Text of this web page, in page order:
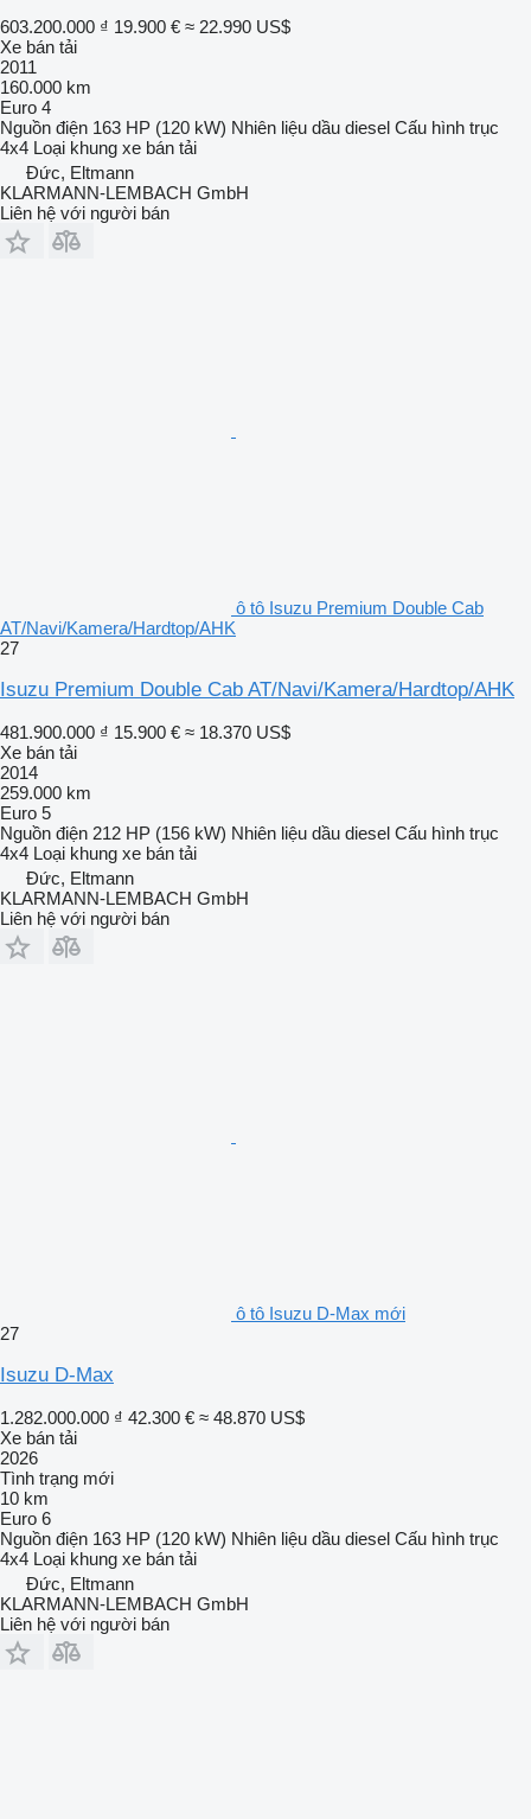
603.200.000 ₫ 19.900 € ≈ 22.990 US$
Xe bán tải
2011
160.000 km
Euro 4
Nguồn điện 163 HP (120 kW) Nhiên liệu dầu diesel Cấu hình trục
4x4 Loại khung xe bán tải
Đức, Eltmann
KLARMANN-LEMBACH GmbH
Liên hệ với người bán
ô tô Isuzu Premium Double Cab
AT/Navi/Kamera/Hardtop/AHK
27
Isuzu Premium Double Cab AT/Navi/Kamera/Hardtop/AHK
481.900.000 ₫ 15.900 € ≈ 18.370 US$
Xe bán tải
2014
259.000 km
Euro 5
Nguồn điện 212 HP (156 kW) Nhiên liệu dầu diesel Cấu hình trục
4x4 Loại khung xe bán tải
Đức, Eltmann
KLARMANN-LEMBACH GmbH
Liên hệ với người bán
ô tô Isuzu D-Max mới
27
Isuzu D-Max
1.282.000.000 ₫ 42.300 € ≈ 48.870 US$
Xe bán tải
2026
Tình trạng mới
10 km
Euro 6
Nguồn điện 163 HP (120 kW) Nhiên liệu dầu diesel Cấu hình trục
4x4 Loại khung xe bán tải
Đức, Eltmann
KLARMANN-LEMBACH GmbH
Liên hệ với người bán